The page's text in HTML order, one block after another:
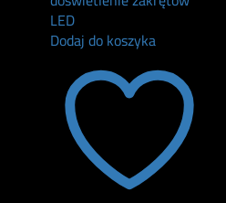
Dodaj do koszyka